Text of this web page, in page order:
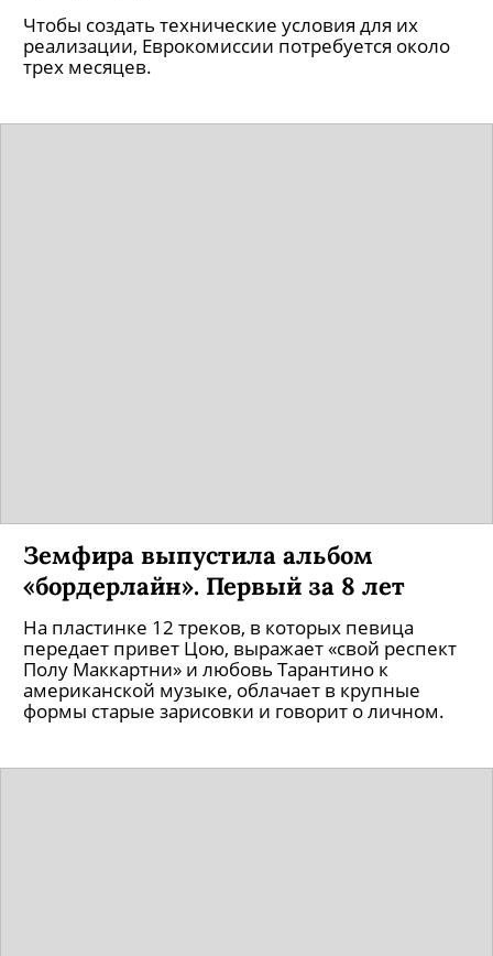
Чтобы создать технические условия для их
реализации, Еврокомиссии потребуется около
трех месяцев.
Земфира выпустила альбом
«бордерлайн». Первый за 8 лет
На пластинке 12 треков, в которых певица
передает привет Цою, выражает «свой респект
Полу Маккартни» и любовь Тарантино к
американской музыке, облачает в крупные
формы старые зарисовки и говорит о личном.